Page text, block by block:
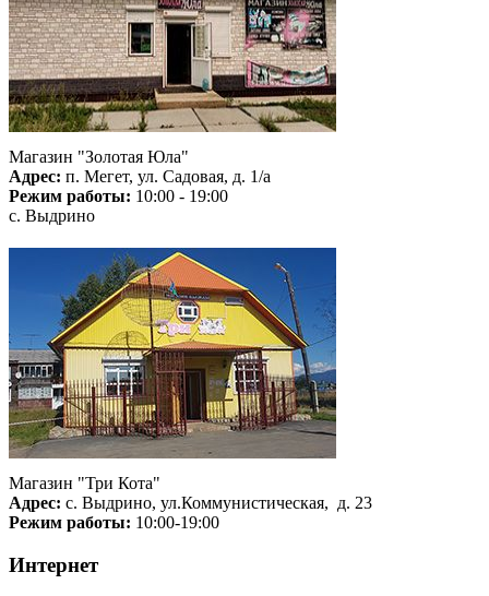
Магазин "Золотая Юла"
Адрес: п. Мегет, ул. Садовая, д. 1/а
Режим работы: 10:00 - 19:00
с. Выдрино
Магазин "Три Кота"
Адрес: с. Выдрино, ул.Коммунистическая, д. 23
Режим работы: 10:00-19:00
Интернет